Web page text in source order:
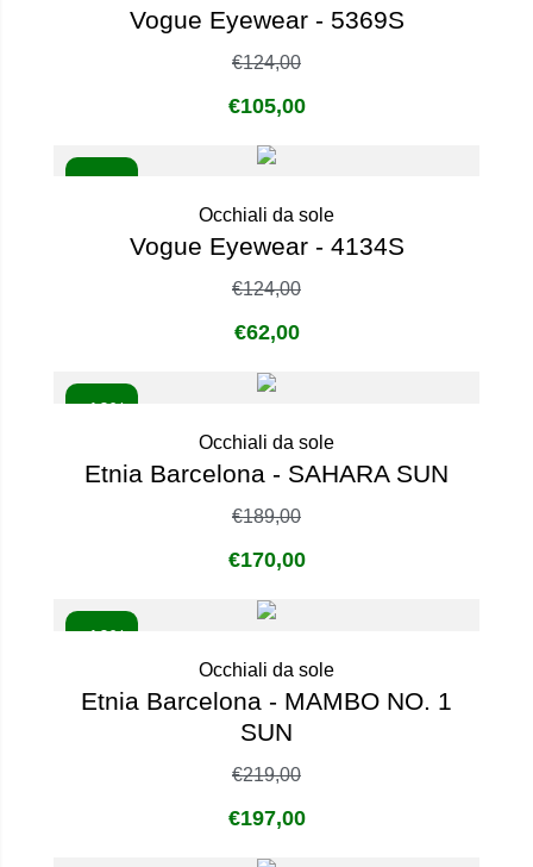
Vogue Eyewear - 5369S
€124,00
€105,00
Occhiali da sole
Vogue Eyewear - 4134S
€124,00
€62,00
- 10%
Occhiali da sole
Etnia Barcelona - SAHARA SUN
€189,00
€170,00
- 10%
Occhiali da sole
Etnia Barcelona - MAMBO NO. 1
SUN
€219,00
€197,00